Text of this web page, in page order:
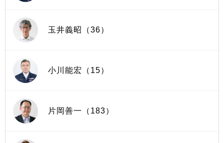
玉井義昭（36）
小川能宏（15）
片岡善一（183）